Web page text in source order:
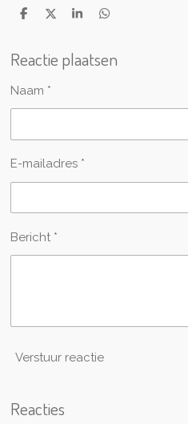
D
n
D
l
S
e
D
n
Reactie plaatsen
Naam *
E-mailadres *
Bericht *
Verstuur reactie
Reacties